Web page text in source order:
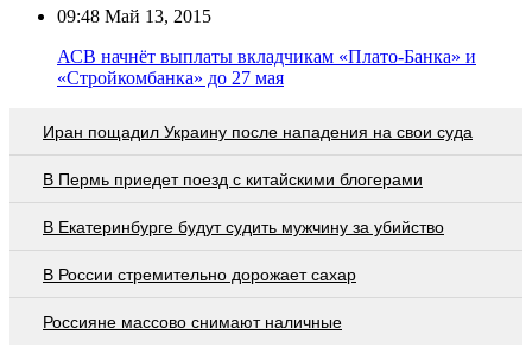
09:48 Май 13, 2015
АСВ начнёт выплаты вкладчикам «Плато-Банка» и
«Стройкомбанка» до 27 мая
Иран пощадил Украину после нападения на свои суда
В Пермь приедет поезд с китайскими блогерами
В Екатеринбурге будут судить мужчину за убийство
В России стремительно дорожает сахар
Россияне массово снимают наличные